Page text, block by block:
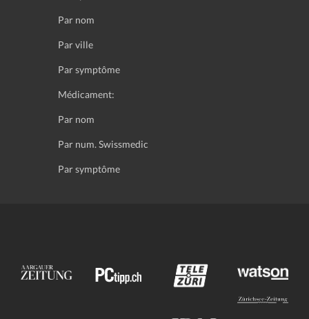
Par nom
Par ville
Par symptôme
Médicament:
Par nom
Par num. Swissmedic
Par symptôme